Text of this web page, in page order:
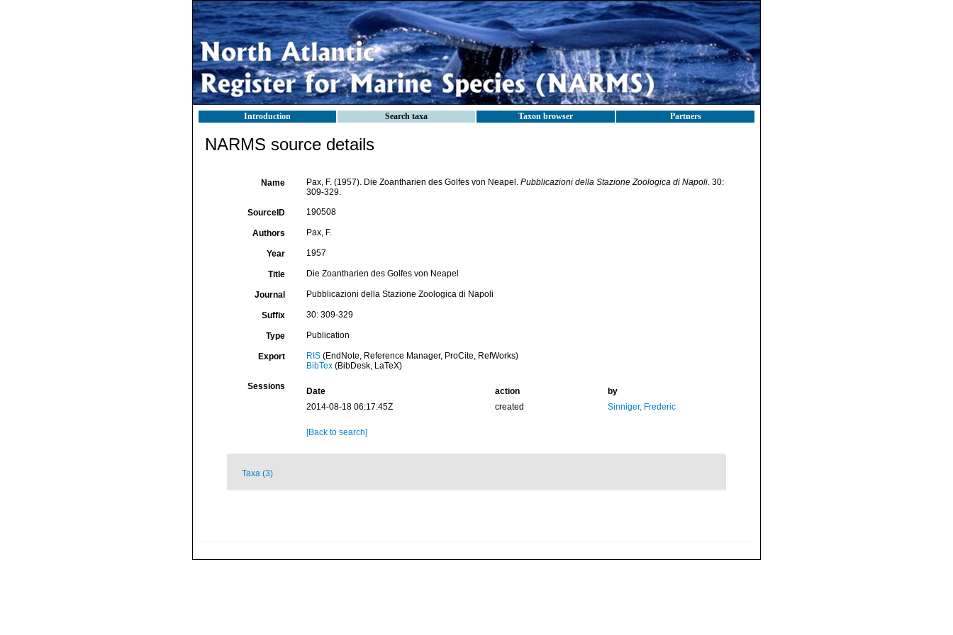
Introduction Search taxa Taxon browser Partners
NARMS source details
Name Pax, F. (1957). Die Zoantharien des Golfes von Neapel. Pubblicazioni della Stazione Zoologica di Napoli. 30:
309-329.
SourceID 190508
Authors Pax, F.
Year 1957
Title Die Zoantharien des Golfes von Neapel
Journal Pubblicazioni della Stazione Zoologica di Napoli
Suffix 30: 309-329
Type Publication
Export RIS(EndNote, Reference Manager, ProCite, RefWorks)
BibTex(BibDesk, LaTeX)
Sessions Date action
by
2014-08-18 06:17:45Z
created Sinniger, Frederic
[Back to search]
Taxa (3)